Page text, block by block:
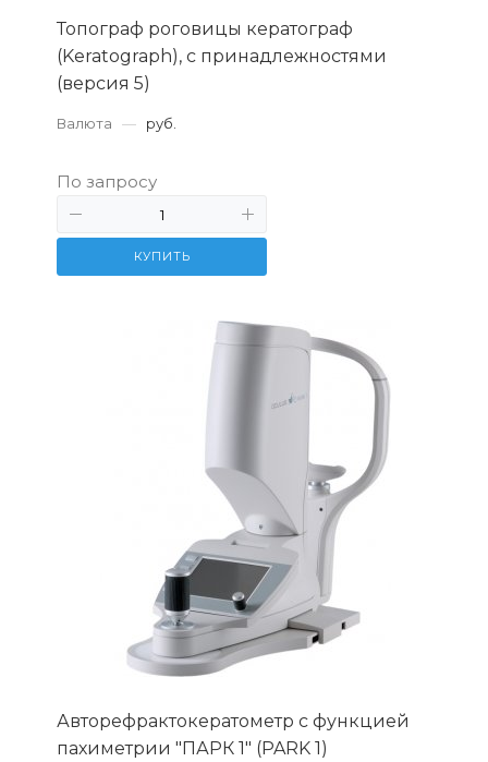
Топограф роговицы кератограф
(Keratograph), c принадлежностями
(версия 5)
Валюта — руб.
По запросу
КУПИТЬ
Авторефрактокератометр с функцией
пахиметрии "ПАРК 1" (PARK 1)